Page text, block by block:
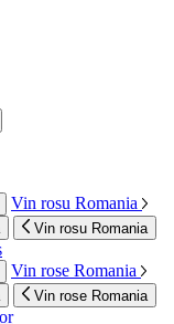
Vin rosu Romania
Vin rosu Romania
Vin rose Romania
Vin rose Romania